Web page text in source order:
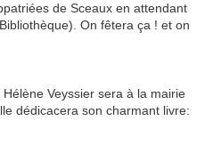
de Sceaux en attendant
On fêtera ça ! et on
Veyssier sera à la mairie
dédicacera son charmant livre: